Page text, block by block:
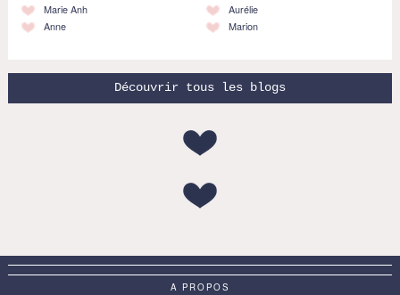
Marie Anh
Anne
Aurélie
Marion
Découvrir tous les blogs
A PROPOS